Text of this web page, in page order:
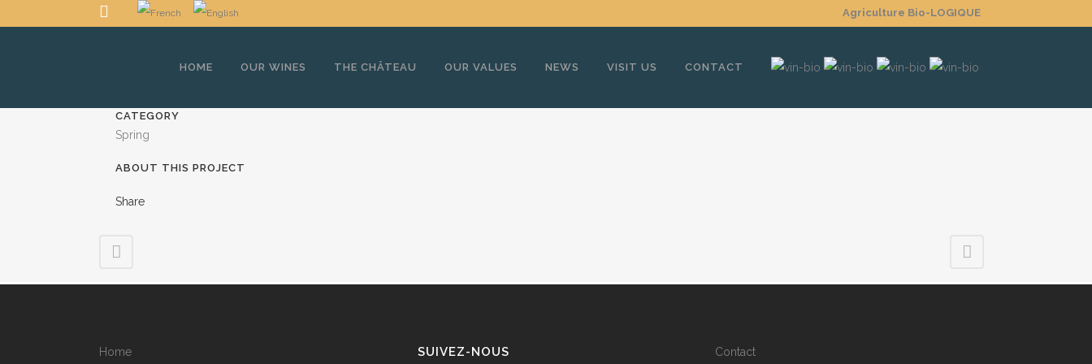
Agriculture Bio-LOGIQUE
HOME OUR WINES THE CHÂTEAU OUR VALUES NEWS VISIT US CONTACT
CATEGORY
Spring
ABOUT THIS PROJECT
Share
Home SUIVEZ-NOUS Contact